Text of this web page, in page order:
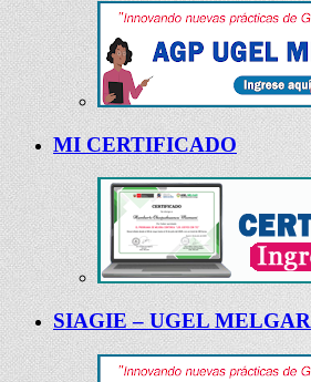
MI CERTIFICADO
SIAGIE – UGEL MELGAR